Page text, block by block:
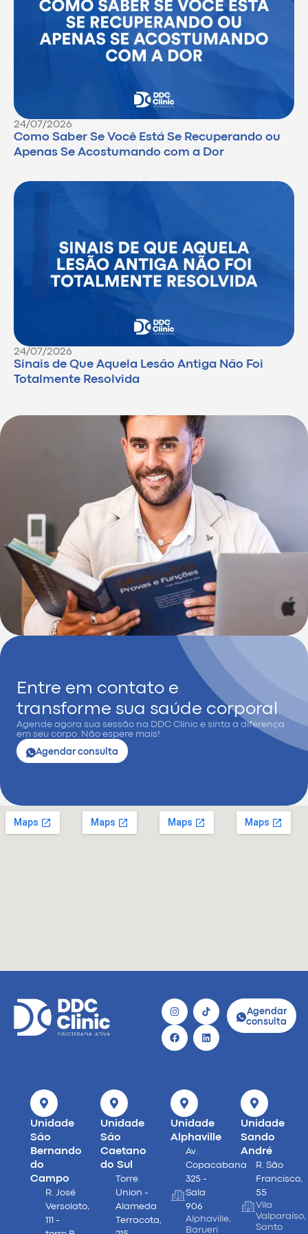
24/07/2026
Como Saber Se Você Está Se Recuperando ou
Apenas Se Acostumando com a Dor
24/07/2026
Sinais de Que Aquela Lesão Antiga Não Foi
Totalmente Resolvida
Entre em contato e
transforme sua saúde corporal
Agende agora sua sessão na DDC Clinic e sinta a diferença
em seu corpo. Não espere mais!
Agendar consulta
Agendar
consulta
Unidade
São
Bernando
do
Campo
R. José
Versolato,
111 -
Unidade
São
Caetano
do Sul
Torre
Union -
Alameda
Terracota,
Unidade
Alphaville
Av.
Copacabana
325 -
Sala
906
Alphaville,
Barueri
Unidade
Sando
André
R. São
Francisco,
55
Vila
Valparaíso,
Santo